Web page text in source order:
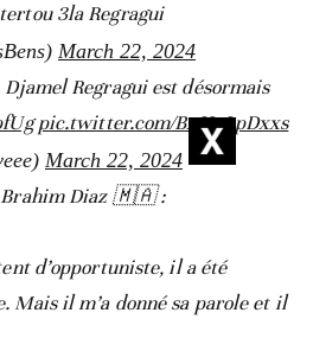
3la Regragui
March 22, 2024
Djamel Regragui est désormais
pic.twitter.com/BxHuLpDxxs
March 22, 2024
Brahim Diaz 🇲🇦 :
d’opportuniste, il a été
Mais il m’a donné sa parole et il